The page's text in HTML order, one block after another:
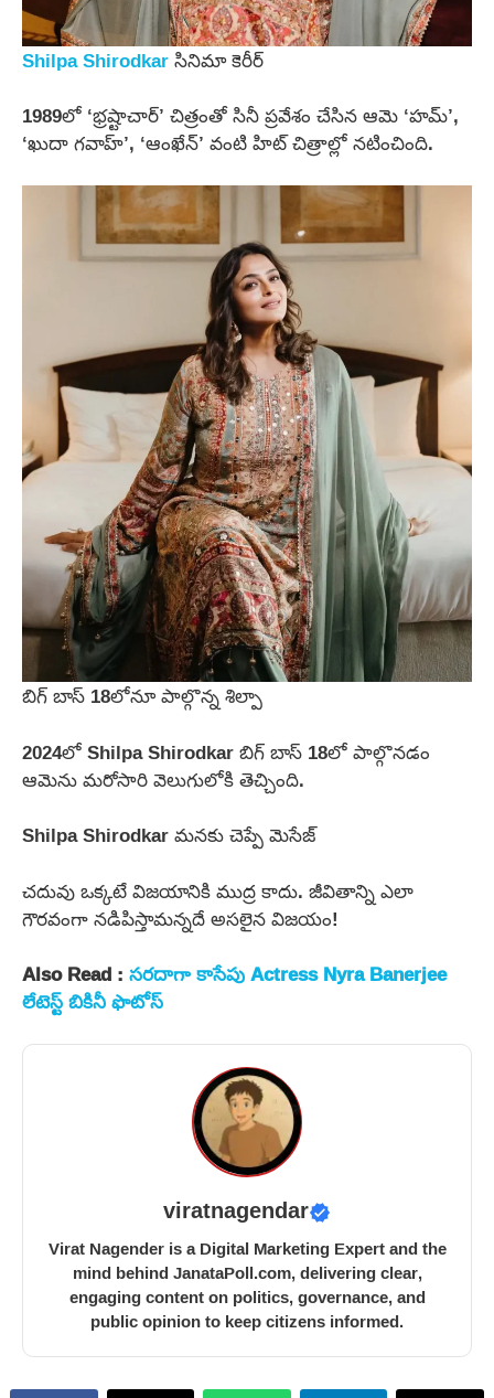
Shilpa Shirodkarసినిమా కెరీర్
1989లో ‘భ్రష్టాచార్’ చిత్రంతో సినీ ప్రవేశం చేసిన ఆమె ‘హమ్’,
‘ఖుదా గవాహ్’, ‘ఆంఖేన్’ వంటి హిట్ చిత్రాల్లో నటించింది.
బిగ్ బాస్ 18లోనూ పాల్గొన్న శిల్పా
2024లో Shilpa Shirodkar బిగ్ బాస్ 18లో పాల్గొనడం
ఆమెను మరోసారి వెలుగులోకి తెచ్చింది.
Shilpa Shirodkar మనకు చెప్పే మెసేజ్
చదువు ఒక్కటే విజయానికి ముద్ర కాదు. జీవితాన్ని ఎలా
గౌరవంగా నడిపిస్తామన్నదే అసలైన విజయం!
Also Read :సరదాగా కాసేపు Actress Nyra Banerjee
లేటెస్ట్ బికినీ ఫొటోస్
viratnagendar
Virat Nagender is a Digital Marketing Expert and the
mind behind JanataPoll.com, delivering clear,
engaging content on politics, governance, and
public opinion to keep citizens informed.